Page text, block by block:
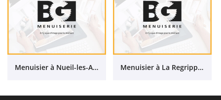
Menuisier à Nueil-les-Aubiers Menuisier à La Regrippière